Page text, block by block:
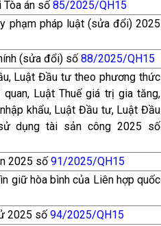
án số 85/2025/QH15
phạm pháp luật (sửa đổi) 2025
(sửa đổi) số 88/2025/QH15
Luật Đầu tư theo phương thức
Luật Thuế giá trị gia tăng,
khẩu, Luật Đầu tư, Luật Đầu
dụng tài sản công 2025 số
2025 số 91/2025/QH15
giữ hòa bình của Liên hợp quốc
2025 số 94/2025/QH15